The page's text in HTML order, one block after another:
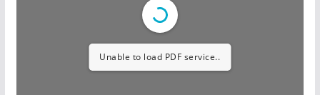
Unable to load PDF service..